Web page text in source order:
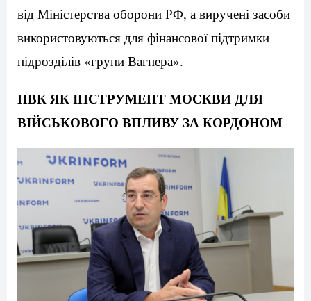
від Міністерства оборони РФ, а виручені засоби
використовуються для фінансової підтримки
підрозділів «групи Вагнера».
ПВК ЯК ІНСТРУМЕНТ МОСКВИ ДЛЯ
ВІЙСЬКОВОГО ВПЛИВУ ЗА КОРДОНОМ